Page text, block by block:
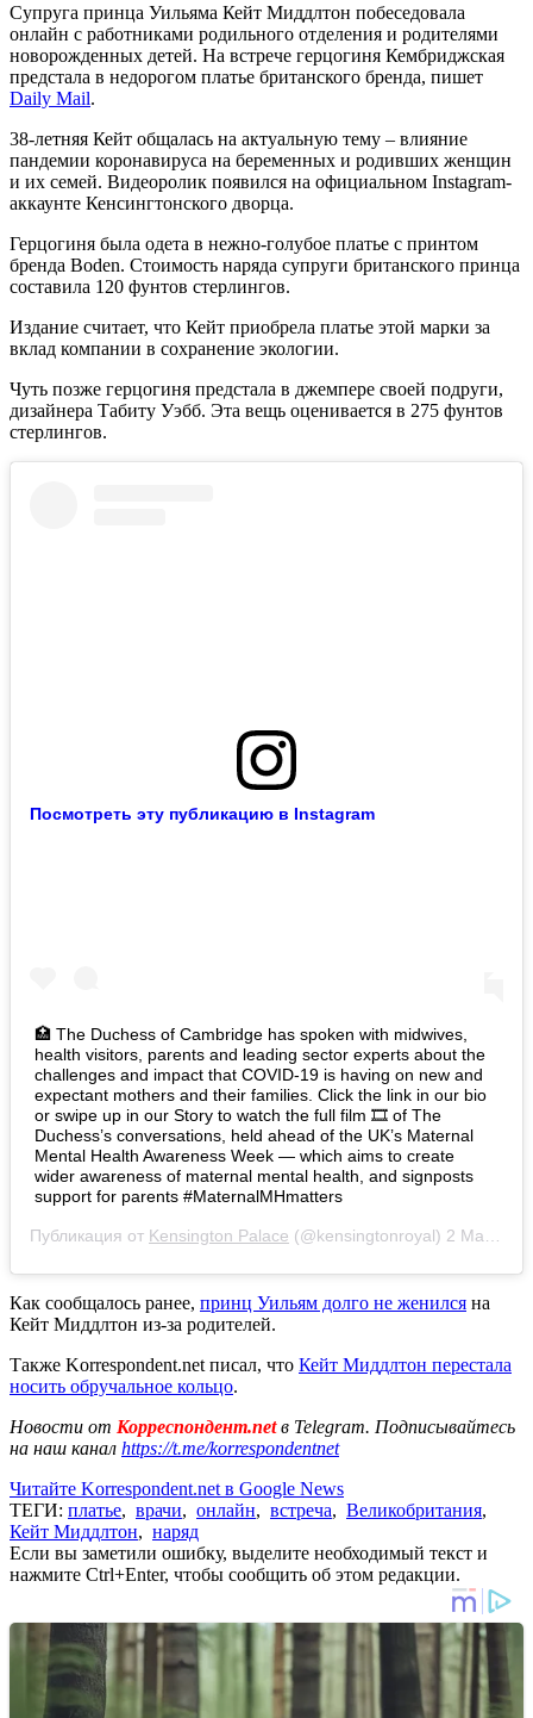
Супруга принца Уильяма Кейт Миддлтон побеседовала
онлайн с работниками родильного отделения и родителями
новорожденных детей. На встрече герцогиня Кембриджская
предстала в недорогом платье британского бренда, пишет
Daily Mail.
38-летняя Кейт общалась на актуальную тему – влияние
пандемии коронавируса на беременных и родивших женщин
и их семей. Видеоролик появился на официальном Instagram-
аккаунте Кенсингтонского дворца.
Герцогиня была одета в нежно-голубое платье с принтом
бренда Boden. Стоимость наряда супруги британского принца
составила 120 фунтов стерлингов.
Издание считает, что Кейт приобрела платье этой марки за
вклад компании в сохранение экологии.
Чуть позже герцогиня предстала в джемпере своей подруги,
дизайнера Табиту Уэбб. Эта вещь оценивается в 275 фунтов
стерлингов.
Посмотреть эту публикацию в Instagram
🏥 The Duchess of Cambridge has spoken with midwives,
health visitors, parents and leading sector experts about the
challenges and impact that COVID-19 is having on new and
expectant mothers and their families. Click the link in our bio
or swipe up in our Story to watch the full film 🎞️ of The
Duchess’s conversations, held ahead of the UK’s Maternal
Mental Health Awareness Week — which aims to create
wider awareness of maternal mental health, and signposts
support for parents #MaternalMHmatters
Публикация от Kensington Palace (@kensingtonroyal) 2 Май 2020 в 2:30 PDT
Как сообщалось ранее, принц Уильям долго не женился на
Кейт Миддлтон из-за родителей.
Также Korrespondent.net писал, что Кейт Миддлтон перестала
носить обручальное кольцо.
Новости от Корреспондент.netв Telegram. Подписывайтесь
на наш канал https://t.me/korrespondentnet
Читайте Korrespondent.net в Google News
ТЕГИ: платье, врачи, онлайн, встреча, Великобритания,
Кейт Миддлтон, наряд
Если вы заметили ошибку, выделите необходимый текст и
нажмите Ctrl+Enter, чтобы сообщить об этом редакции.